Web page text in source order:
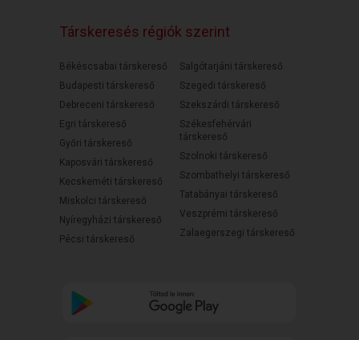
Társkeresés régiók szerint
Békéscsabai társkereső
Budapesti társkereső
Debreceni társkereső
Egri társkereső
Győri társkereső
Kaposvári társkereső
Kecskeméti társkereső
Miskolci társkereső
Nyíregyházi társkereső
Pécsi társkereső
Salgótarjáni társkereső
Szegedi társkereső
Szekszárdi társkereső
Székesfehérvári
társkereső
Szolnoki társkereső
Szombathelyi társkereső
Tatabányai társkereső
Veszprémi társkereső
Zalaegerszegi társkereső